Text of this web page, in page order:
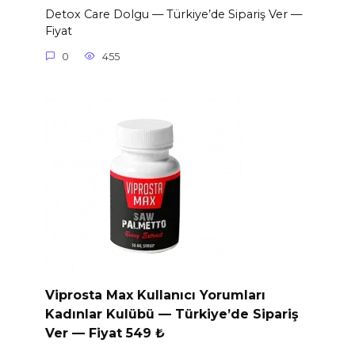
Detox Care Dolgu — Türkiye’de Sipariş Ver —
Fiyat
0 455
Viprosta Max Kullanıcı Yorumları
Kadınlar Kulübü — Türkiye’de Sipariş
Ver — Fiyat 549 ₺